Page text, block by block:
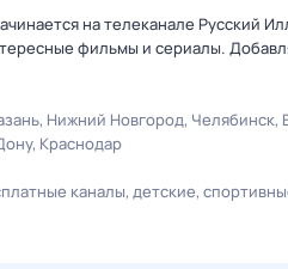
на телеканале Русский
фильмы и сериалы.
Нижний Новгород Челябинск
Краснодар
каналы детские